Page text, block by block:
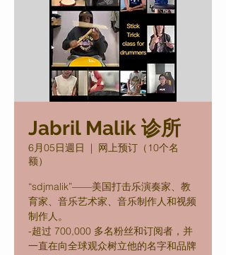
Jabril Malik 诊所
6月05日週日
  |
网上预订（10个名
额）
“sdjmalik”——美国打击乐演奏家、教
育家、音乐艺术家、音乐制作人和视频
制作人。
-超过 700,000 多名粉丝和订阅者，并
一直在向全球观众树立他的名字和品牌